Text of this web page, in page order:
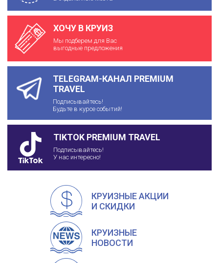
ХОЧУ В КРУИЗ
Мы подберем для Вас
выгодные предложения
TELEGRAM-КАНАЛ PREMIUM
TRAVEL
Подписывайтесь!
Будьте в курсе событий!
TIKTOK PREMIUM TRAVEL
Подписывайтесь!
У нас интересно!
КРУИЗНЫЕ АКЦИИ
И СКИДКИ
КРУИЗНЫЕ
НОВОСТИ